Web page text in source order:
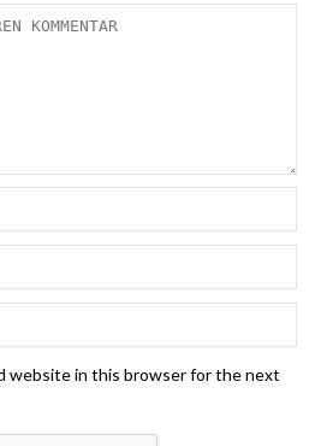
website in this browser for the next